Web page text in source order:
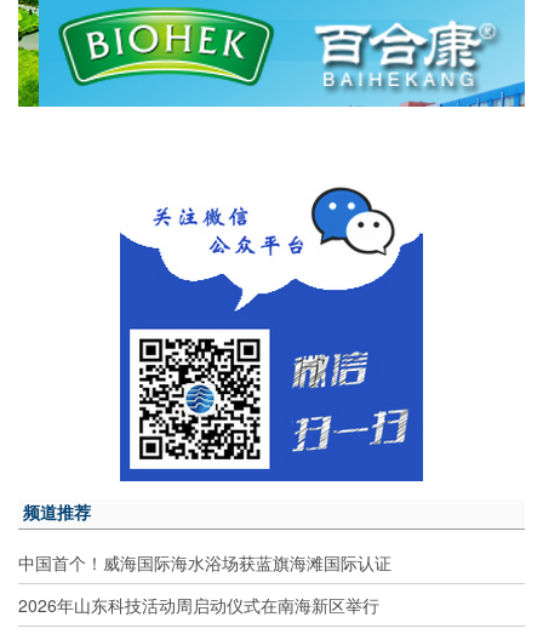
频道推荐
中国首个！威海国际海水浴场获蓝旗海滩国际认证
2026年山东科技活动周启动仪式在南海新区举行